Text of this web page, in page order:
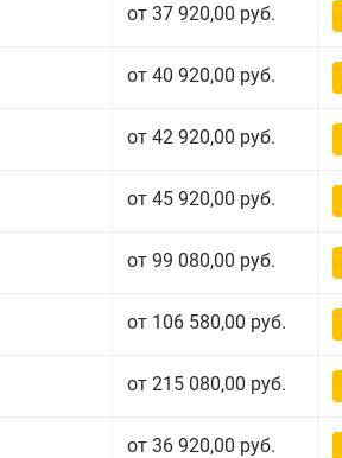
от 37 920,00 руб.
от 40 920,00 руб.
от 42 920,00 руб.
от 45 920,00 руб.
от 99 080,00 руб.
от 106 580,00 руб.
от 215 080,00 руб.
от 36 920,00 руб.